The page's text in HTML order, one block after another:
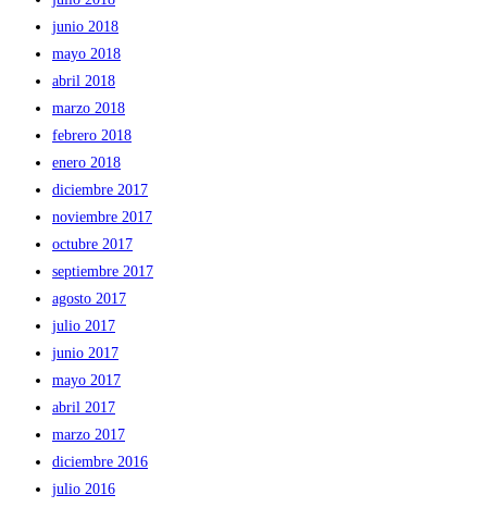
junio 2018
mayo 2018
abril 2018
marzo 2018
febrero 2018
enero 2018
diciembre 2017
noviembre 2017
octubre 2017
septiembre 2017
agosto 2017
julio 2017
junio 2017
mayo 2017
abril 2017
marzo 2017
diciembre 2016
julio 2016